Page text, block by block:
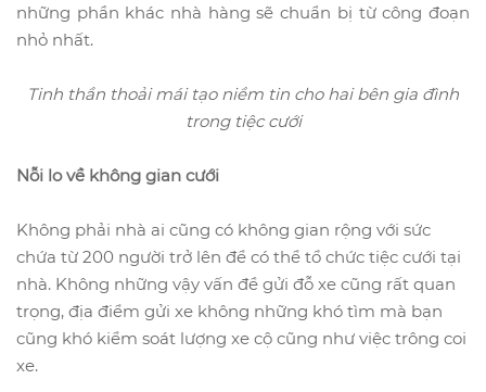
những phần khác nhà hàng sẽ chuẩn bị từ công đoạn
nhỏ nhất.
Tinh thần thoải mái tạo niềm tin cho hai bên gia đình
trong tiệc cưới
Nỗi lo về không gian cưới
Không phải nhà ai cũng có không gian rộng với sức
chứa từ 200 người trở lên để có thể tổ chức tiệc cưới tại
nhà. Không những vậy vấn đề gửi đỗ xe cũng rất quan
trọng, địa điểm gửi xe không những khó tìm mà bạn
cũng khó kiểm soát lượng xe cộ cũng như việc trông coi
xe.